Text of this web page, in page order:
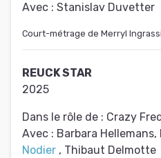
Avec : Stanislav Duvetter
Court-métrage de Merryl
REUCK STAR
2025
Dans le rôle de : Crazy Fred
Avec : Barbara
Nodier , Thibaut Delmotte